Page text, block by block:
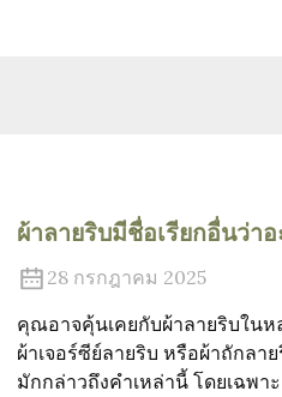
ผ้าลายริบมีชื่อเรียกอื่นว่าอ
28 กรกฎาคม 2025
คุณอาจคุ้นเคยกับผ้าลายริบในห
ผ้าเจอร์ซีย์ลายริบ หรือผ้าถักล
มักกล่าวถึงคำเหล่านี้ โดยเฉพา